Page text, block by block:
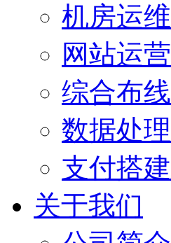
机房运维
网站运营
综合布线
数据处理
支付搭建
关于我们